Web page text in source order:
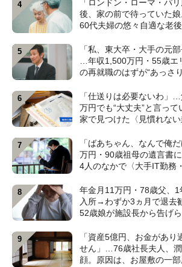
「ロンドン・ローマ・パ
後、家の前で待っていた
60代夫婦の悠々自適な老
「私、東大卒・大手の元
…年収1,500万円・55歳エ
の再就職のはずが“あっさ
【CFPの助言】
「仕送りは必要ないわ」
万円でも“大丈夫”と言っ
家で見つけた〈見慣れな
「ばあちゃん、なんで俺
万円・90歳祖母の遺言書
4人のなかで〈大手IT勤務
年金月11万円・78歳父、1
入所→わずか3ヵ月で退去
52歳娘が施設長から告げ
「資産5億円、お金があり
せん」…76歳社長夫人、
顔。原因は、お屋敷の一